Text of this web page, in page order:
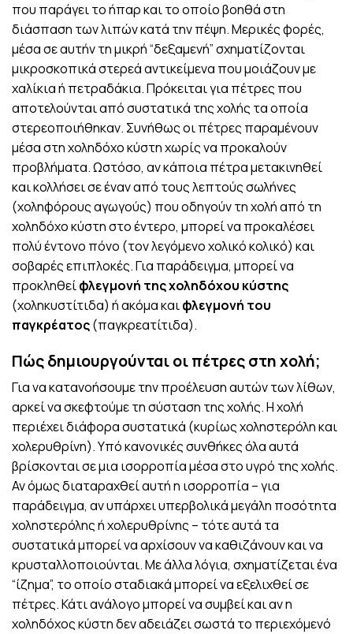
που παράγει το ήπαρ και το οποίο βοηθά στη
διάσπαση των λιπών κατά την πέψη. Μερικές φορές,
μέσα σε αυτήν τη μικρή “δεξαμενή” σχηματίζονται
μικροσκοπικά στερεά αντικείμενα που μοιάζουν με
χαλίκια ή πετραδάκια. Πρόκειται για πέτρες που
αποτελούνται από συστατικά της χολής τα οποία
στερεοποιήθηκαν. Συνήθως οι πέτρες παραμένουν
μέσα στη χοληδόχο κύστη χωρίς να προκαλούν
προβλήματα. Ωστόσο, αν κάποια πέτρα μετακινηθεί
και κολλήσει σε έναν από τους λεπτούς σωλήνες
(χοληφόρους αγωγούς) που οδηγούν τη χολή από τη
χοληδόχο κύστη στο έντερο, μπορεί να προκαλέσει
πολύ έντονο πόνο (τον λεγόμενο χολικό κολικό) και
σοβαρές επιπλοκές. Για παράδειγμα, μπορεί να
προκληθείφλεγμονή της χοληδόχου κύστης
(χοληκυστίτιδα) ή ακόμα καιφλεγμονή του
παγκρέατος(παγκρεατίτιδα).
Πώς δημιουργούνται οι πέτρες στη χολή;
Για να κατανοήσουμε την προέλευση αυτών των λίθων,
αρκεί να σκεφτούμε τη σύσταση της χολής. Η χολή
περιέχει διάφορα συστατικά (κυρίως χοληστερόλη και
χολερυθρίνη). Υπό κανονικές συνθήκες όλα αυτά
βρίσκονται σε μια ισορροπία μέσα στο υγρό της χολής.
Αν όμως διαταραχθεί αυτή η ισορροπία – για
παράδειγμα, αν υπάρχει υπερβολικά μεγάλη ποσότητα
χοληστερόλης ή χολερυθρίνης – τότε αυτά τα
συστατικά μπορεί να αρχίσουν να καθιζάνουν και να
κρυσταλλοποιούνται. Με άλλα λόγια, σχηματίζεται ένα
“ίζημα”, το οποίο σταδιακά μπορεί να εξελιχθεί σε
πέτρες. Κάτι ανάλογο μπορεί να συμβεί και αν η
χοληδόχος κύστη δεν αδειάζει σωστά το περιεχόμενό